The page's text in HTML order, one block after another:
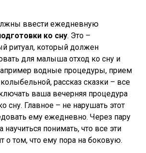
ввести ежедневную
ко сну. Это –
ритуал, который должен
для малыша отход ко сну и
водные процедуры, прием
рассказ сказки – все
ваша вечерняя процедура
сну. Главное – не нарушать этот
ему ежедневно. Через пару
научиться понимать, что все эти
о том, что ему пора на боковую.